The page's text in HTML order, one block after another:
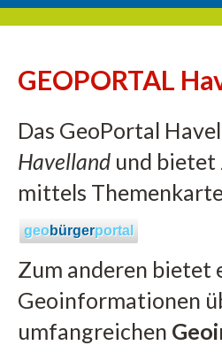
GEOPORTAL
Das GeoPortal
Havelland und bietet
mittels
geo bürgerportal
Zum anderen bietet
Geoinformationen
umfangreichen